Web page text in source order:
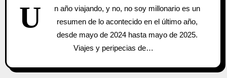
U
n año viajando, y no, no soy millonario es un
resumen de lo acontecido en el último año,
desde mayo de 2024 hasta mayo de 2025.
Viajes y peripecias de…